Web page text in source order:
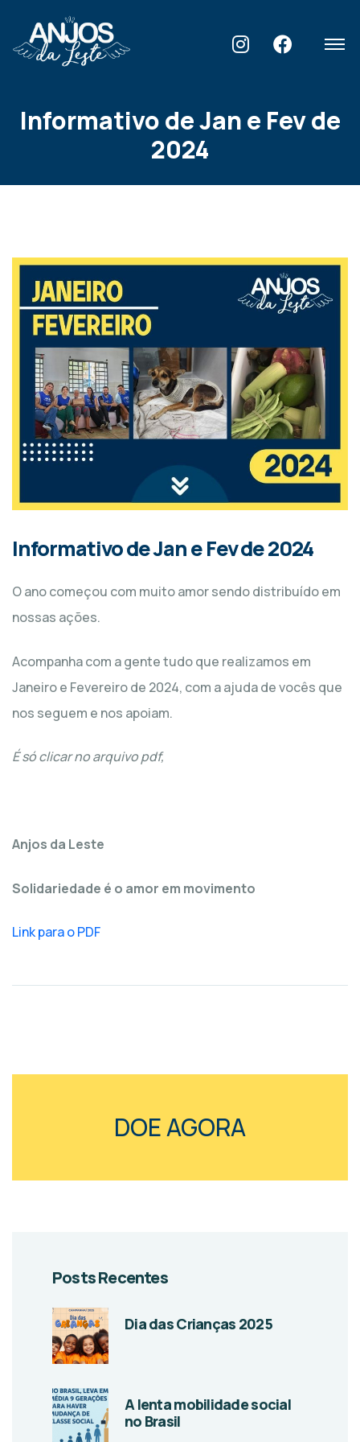
Informativo de Jan e Fev de
2024
Informativo de Jan e Fev de 2024
O ano começou com muito amor sendo distribuído em
nossas ações.
Acompanha com a gente tudo que realizamos em
Janeiro e Fevereiro de 2024, com a ajuda de vocês que
nos seguem e nos apoiam.
É só clicar no arquivo pdf,
Anjos da Leste
Solidariedade é o amor em movimento
Link para o PDF
DOE AGORA
Posts Recentes
Dia das Crianças 2025
A lenta mobilidade social
no Brasil